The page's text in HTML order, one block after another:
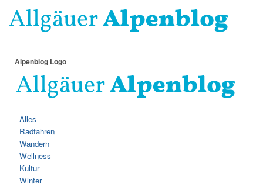
Alpenblog Logo
Alles
Radfahren
Wandern
Wellness
Kultur
Winter